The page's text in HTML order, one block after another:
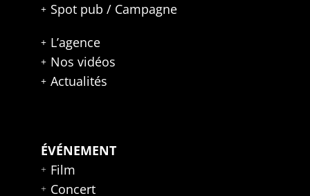
Spot pub / Campagne
L’agence
Nos vidéos
Actualités
ÉVÉNEMENT
Film
Concert